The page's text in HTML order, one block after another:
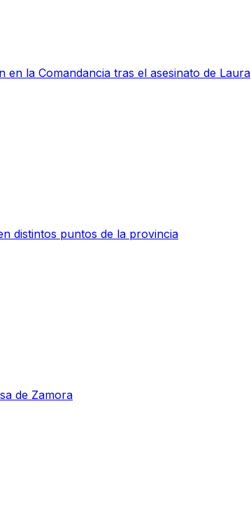
en la Comandancia tras el asesinato de Laura
distintos puntos de la provincia
de Zamora